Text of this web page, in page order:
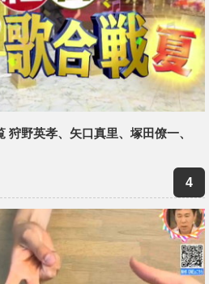
狩野英孝、矢口真里、塚田僚一、